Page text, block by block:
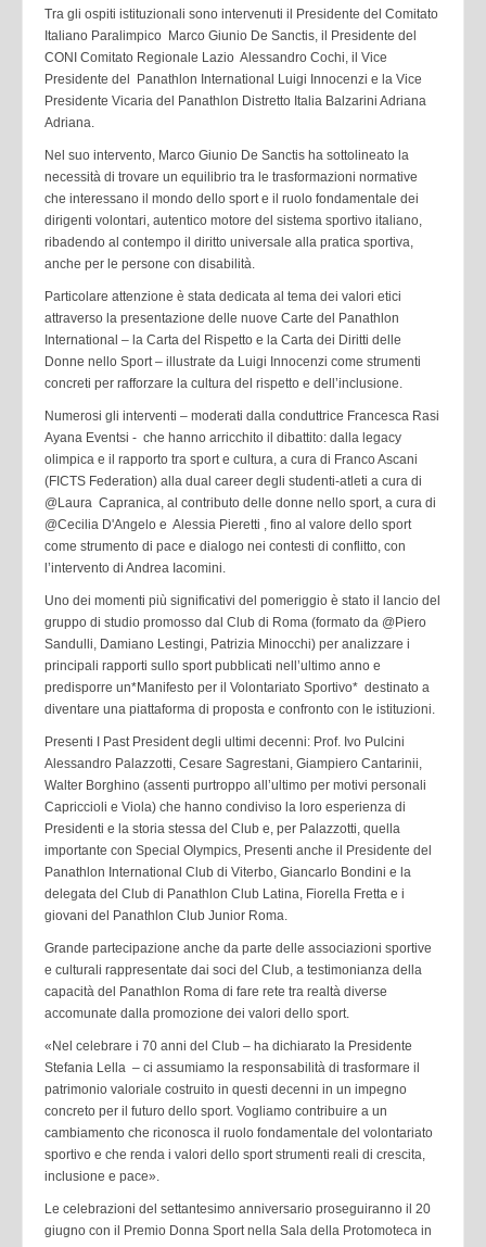
Tra gli ospiti istituzionali sono intervenuti il Presidente del Comitato
Italiano Paralimpico Marco Giunio De Sanctis, il Presidente del
CONI Comitato Regionale Lazio Alessandro Cochi, il Vice
Presidente del Panathlon International Luigi Innocenzi e la Vice
Presidente Vicaria del Panathlon Distretto Italia Balzarini Adriana
Adriana.
Nel suo intervento, Marco Giunio De Sanctis ha sottolineato la
necessità di trovare un equilibrio tra le trasformazioni normative
che interessano il mondo dello sport e il ruolo fondamentale dei
dirigenti volontari, autentico motore del sistema sportivo italiano,
ribadendo al contempo il diritto universale alla pratica sportiva,
anche per le persone con disabilità.
Particolare attenzione è stata dedicata al tema dei valori etici
attraverso la presentazione delle nuove Carte del Panathlon
International – la Carta del Rispetto e la Carta dei Diritti delle
Donne nello Sport – illustrate da Luigi Innocenzi come strumenti
concreti per rafforzare la cultura del rispetto e dell’inclusione.
Numerosi gli interventi – moderati dalla conduttrice Francesca Rasi
Ayana Eventsi - che hanno arricchito il dibattito: dalla legacy
olimpica e il rapporto tra sport e cultura, a cura di Franco Ascani
(FICTS Federation) alla dual career degli studenti-atleti a cura di
@Laura Capranica, al contributo delle donne nello sport, a cura di
@Cecilia D'Angelo e Alessia Pieretti , fino al valore dello sport
come strumento di pace e dialogo nei contesti di conflitto, con
l’intervento di Andrea Iacomini.
Uno dei momenti più significativi del pomeriggio è stato il lancio del
gruppo di studio promosso dal Club di Roma (formato da @Piero
Sandulli, Damiano Lestingi, Patrizia Minocchi) per analizzare i
principali rapporti sullo sport pubblicati nell’ultimo anno e
predisporre un*Manifesto per il Volontariato Sportivo* destinato a
diventare una piattaforma di proposta e confronto con le istituzioni.
Presenti I Past President degli ultimi decenni: Prof. Ivo Pulcini
Alessandro Palazzotti, Cesare Sagrestani, Giampiero Cantarinii,
Walter Borghino (assenti purtroppo all’ultimo per motivi personali
Capriccioli e Viola) che hanno condiviso la loro esperienza di
Presidenti e la storia stessa del Club e, per Palazzotti, quella
importante con Special Olympics, Presenti anche il Presidente del
Panathlon International Club di Viterbo, Giancarlo Bondini e la
delegata del Club di Panathlon Club Latina, Fiorella Fretta e i
giovani del Panathlon Club Junior Roma.
Grande partecipazione anche da parte delle associazioni sportive
e culturali rappresentate dai soci del Club, a testimonianza della
capacità del Panathlon Roma di fare rete tra realtà diverse
accomunate dalla promozione dei valori dello sport.
«Nel celebrare i 70 anni del Club – ha dichiarato la Presidente
Stefania Lella – ci assumiamo la responsabilità di trasformare il
patrimonio valoriale costruito in questi decenni in un impegno
concreto per il futuro dello sport. Vogliamo contribuire a un
cambiamento che riconosca il ruolo fondamentale del volontariato
sportivo e che renda i valori dello sport strumenti reali di crescita,
inclusione e pace».
Le celebrazioni del settantesimo anniversario proseguiranno il 20
giugno con il Premio Donna Sport nella Sala della Protomoteca in